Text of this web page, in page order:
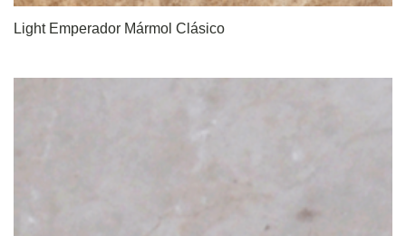
Light Emperador Mármol Clásico